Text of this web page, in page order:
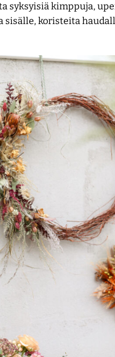
syksyisiä kimppuja,
sisälle, koristeita